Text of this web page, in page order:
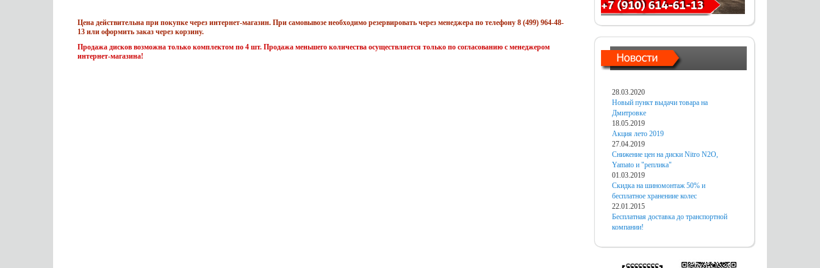
Цена действительна при покупке через интернет-магазин. При самовывозе необходимо резервировать через менеджера по телефону 8 (499) 964-48-
13 или оформить заказ через корзину.
Продажа дисков возможна только комплектом по 4 шт. Продажа меньшего количества осуществляется только по согласованию с менеджером
интернет-магазина!
28.03.2020
Новый пункт выдачи товара на
Дмитровке
18.05.2019
Акция лето 2019
27.04.2019
Снижение цен на диски Nitro N2O,
Yamato и "реплика"
01.03.2019
Скидка на шиномонтаж 50% и
бесплатное хранениие колес
22.01.2015
Бесплатная доставка до транспортной
компании!